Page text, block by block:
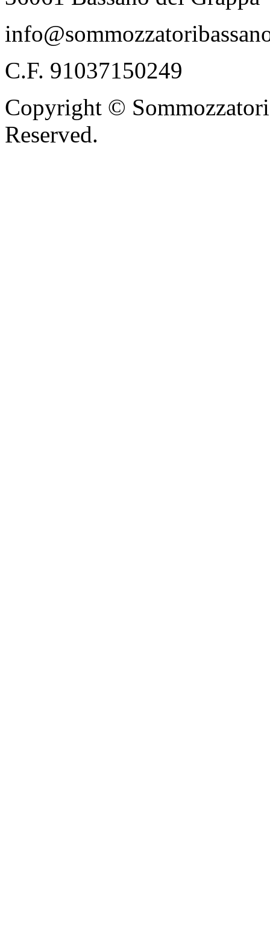
C.F. 91037150249
Copyright ©
Reserved.